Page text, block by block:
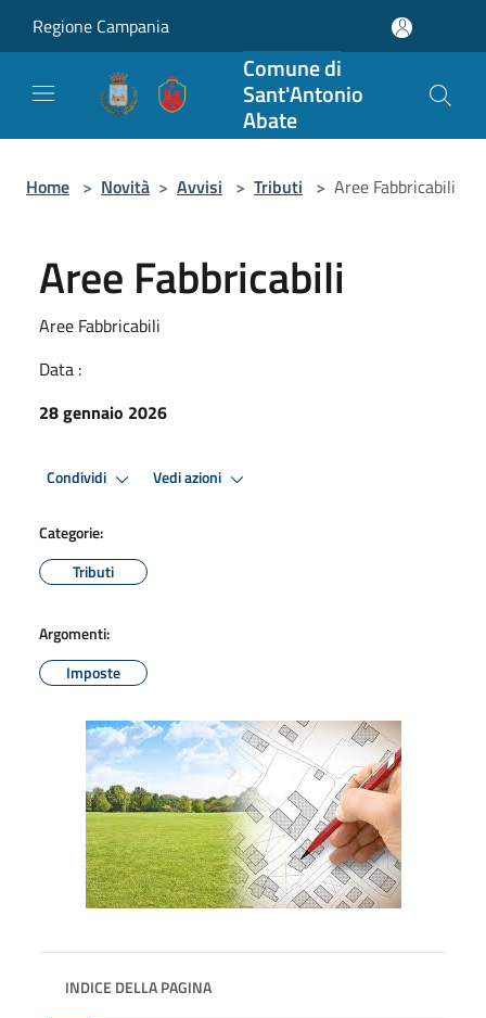
Regione Campania
Comune di
Sant'Antonio
Abate
Home > Novità > Avvisi > Tributi > Aree Fabbricabili
Aree Fabbricabili
Aree Fabbricabili
Data :
28 gennaio 2026
Condividi Vedi azioni
Categorie:
Tributi
Argomenti:
Imposte
INDICE DELLA PAGINA